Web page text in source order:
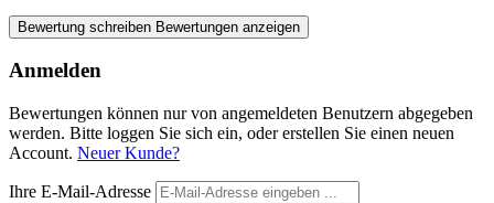
Bewertung schreiben Bewertungen anzeigen
Anmelden
Bewertungen können nur von angemeldeten Benutzern abgegeben
werden. Bitte loggen Sie sich ein, oder erstellen Sie einen neuen
Account. Neuer Kunde?
Ihre E-Mail-Adresse